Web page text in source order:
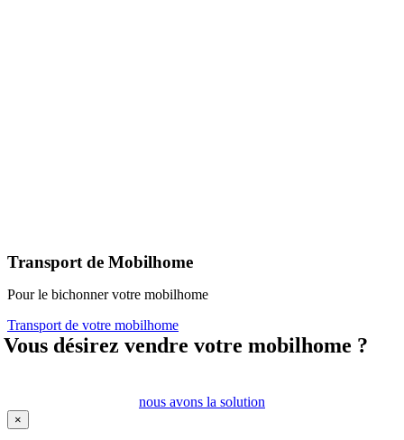
Transport de Mobilhome
Pour le bichonner votre mobilhome
Transport de votre mobilhome
Vous désirez vendre votre mobilhome ?
nous avons la solution
Fermer
la
×